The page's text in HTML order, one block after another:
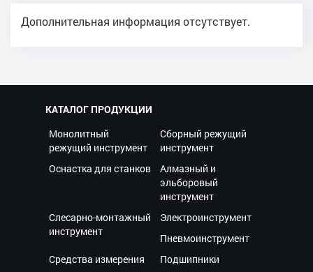
Дополнительная информация отсутствует.
КАТАЛОГ ПРОДУКЦИИ
Монолитный
режущий инструмент
Сборный режущий
инструмент
Оснастка для станков
Алмазный и
эльборовый
инструмент
Слесарно-монтажный
инструмент
Электроинструмент
Пневмоинструмент
Средства измерения
Подшипники